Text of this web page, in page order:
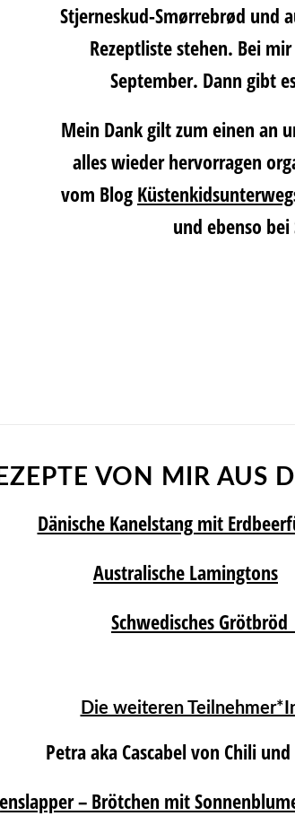
Stjerneskud-Smørrebrød und
Rezeptliste stehen. Bei
September. Dann gibt
Mein Dank gilt zum einen an
alles wieder hervorragen
vom Blog
und ebenso bei
VON MIR AUS
Dänische Kanelstang mit
Australische Lamingtons
Schwedisches Grötbröd
Die weiteren
Petra aka Cascabel von Chili
– Brötchen mit